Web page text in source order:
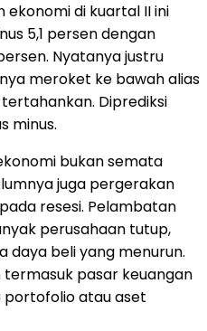
di kuartal II ini
5,1 persen dengan
Nyatanya justru
meroket ke bawah alias
Diprediksi
minus.
bukan semata
juga pergerakan
resesi. Pelambatan
perusahaan tutup,
daya beli yang menurun.
pasar keuangan
portofolio atau aset